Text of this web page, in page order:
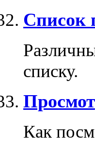
Список
списку.
Как